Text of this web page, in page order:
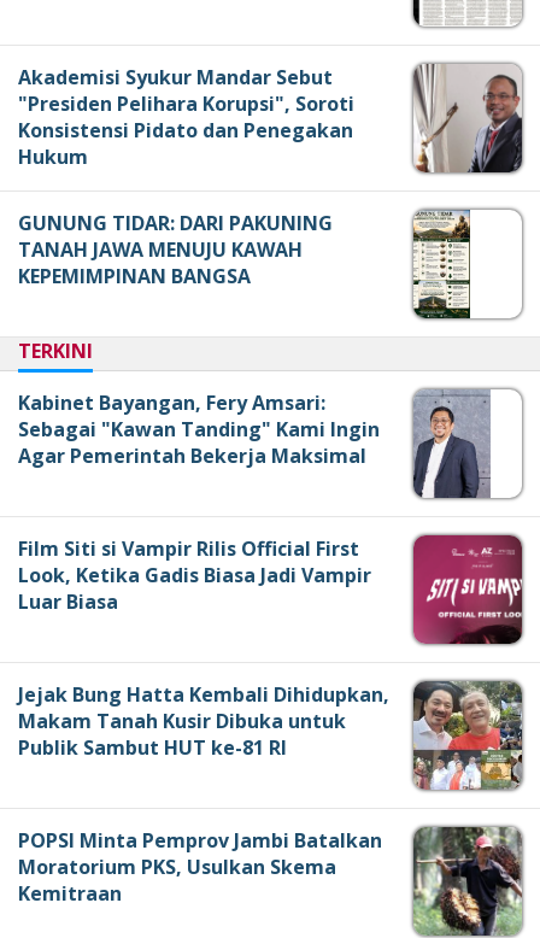
Akademisi Syukur Mandar Sebut
"Presiden Pelihara Korupsi", Soroti
Konsistensi Pidato dan Penegakan
Hukum
GUNUNG TIDAR: DARI PAKUNING
TANAH JAWA MENUJU KAWAH
KEPEMIMPINAN BANGSA
TERKINI
Kabinet Bayangan, Fery Amsari:
Sebagai "Kawan Tanding" Kami Ingin
Agar Pemerintah Bekerja Maksimal
Film Siti si Vampir Rilis Official First
Look, Ketika Gadis Biasa Jadi Vampir
Luar Biasa
Jejak Bung Hatta Kembali Dihidupkan,
Makam Tanah Kusir Dibuka untuk
Publik Sambut HUT ke-81 RI
POPSI Minta Pemprov Jambi Batalkan
Moratorium PKS, Usulkan Skema
Kemitraan